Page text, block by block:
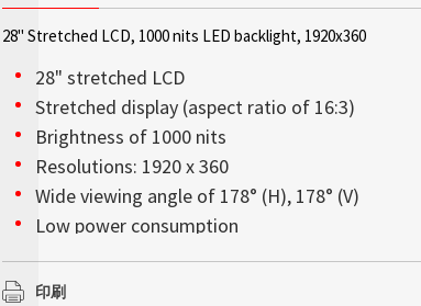
OLED透明ディスプレイは、高い透明性、軽量構造、そして
鮮やかな輝度を兼ね備え、コンテンツがまるで空中に浮か
んでいるかのような視覚體験を実現します。モジュール式
で超薄型の設計により、ガラス面と一體化し、光や視界を
な設置性を備え、サイズの小売店のショーウィンドウ、展
示会、企業のロビー、デジタルサイネージなど、美しさと
ソリューション
高輝度ディスプレイと組込みコンピューティングソリュー
で、当社の高性能統合ソリューションは、顧客の様々なニ
ーズへ確実に対処します。
日光可読性はLitemax創立以来の中核技術であり続けてお
り、Litemaxが提供するディスプレイの大部分が1,000 nit
以上を確保しています。高輝度により、あらゆる照明条件
の下で完璧な視覚的可読性が得られます。
詳細はこちら
Litemaxの営業担当者とビジネスニーズについて話し合う
Litemaxからの最新のニュースと情報を見る
会社紹介
会社情報
スプレイにおいて堅固な名声を築いていますが、当社の提
供内容は他にも多岐にわたります。サイズ調整、カスタム
28" Stretched LCD, 1000 nits LED backlight, 1920x360
28" stretched LCD
Stretched display (aspect ratio of 16:3)
Brightness of 1000 nits
Resolutions: 1920 x 360
Wide viewing angle of 178° (H), 178° (V)
Low power consumption
BL MTBF: 50,000 hours
印刷